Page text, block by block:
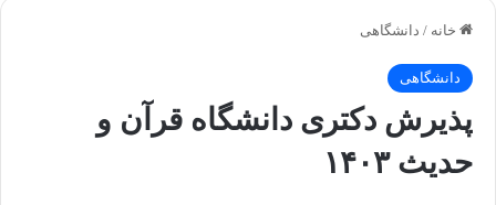
خانه / دانشگاهی
دانشگاهی
پذیرش دکتری دانشگاه قرآن و
حدیث ۱۴۰۳